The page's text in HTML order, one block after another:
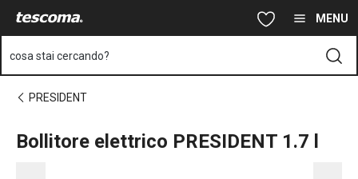
Vai al contenuto principale MENU
cosa stai cercando?
PRESIDENT
Bollitore elettrico PRESIDENT 1.7 l